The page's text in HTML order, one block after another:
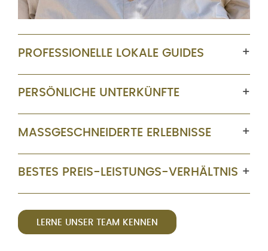
PROFESSIONELLE LOKALE GUIDES
PERSÖNLICHE UNTERKÜNFTE
MASSGESCHNEIDERTE ERLEBNISSE
BESTES PREIS-LEISTUNGS-VERHÄLTNIS
LERNE UNSER TEAM KENNEN